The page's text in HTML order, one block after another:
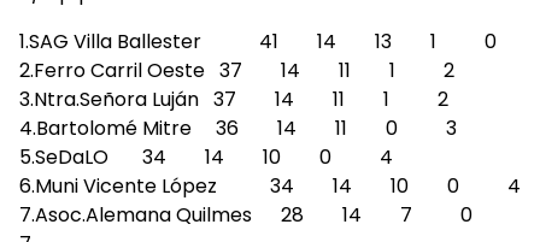
1.SAG Villa Ballester 41 14 13 1 0
2.Ferro Carril Oeste 37 14 11 1 2
3.Ntra.Señora Luján 37 14 11 1 2
4.Bartolomé Mitre 36 14 11 0 3
5.SeDaLO 34 14 10 0 4
6.Muni Vicente López 34 14 10 0 4
7.Asoc.Alemana Quilmes 28 14 7 0